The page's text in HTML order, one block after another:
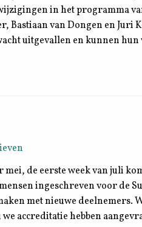
in het programma
Bastiaan van Dongen en Juri
uitgevallen en kunnen
de eerste week van juli
ingeschreven voor de
met nieuwe deelnemers.
accreditatie hebben